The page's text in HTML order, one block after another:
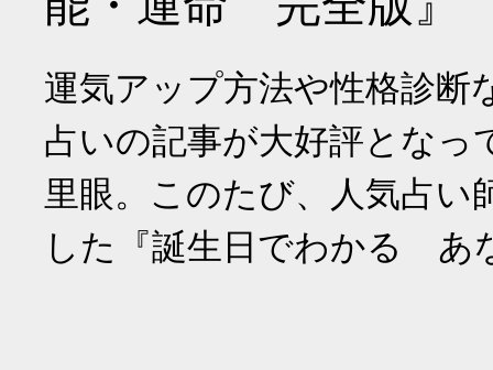
運気アップ方法や性格診断
占いの記事が大好評となっ
里眼。このたび、人気占い
した『誕生日でわかる あ